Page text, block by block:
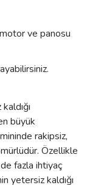
ve panosu
büyük
rakipsiz,
Özellikle
fazla ihtiyaç
yetersiz kaldığı